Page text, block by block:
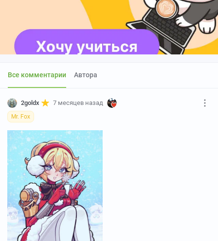
Все комментарии Автора
2goldx 7 месяцев назад
Mr. Fox